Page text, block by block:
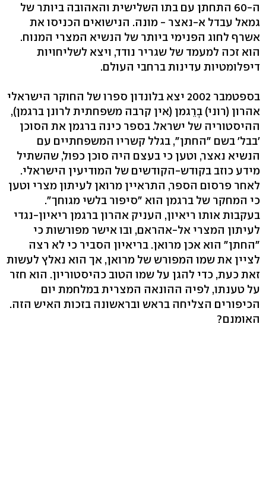
ה-60 התחתן עם בתו השלישית והאהובה ביותר של
גמאל עבדל א-נאצר - מונה. הנישואים הכניסו את
אשרף לחוג הפנימי ביותר של הנשיא המצרי המנוח.
הוא זכה למעמד של שגריר נודד, ויצא לשליחויות
דיפלומטיות עדינות ברחבי העולם.
בספטמבר 2002 יצא בלונדון ספרו של החוקר הישראלי
אהרון (רוני) בְרֵגמן (אין קרבה משפחתית לרונן ברגמן),
ההיסטוריה של ישראל. בספר כינה ברגמן את הסוכן
'בבל' בשם "החתן", בגלל קשריו המשפחתיים עם
הנשיא נאצר, וטען כי בעצם היה סוכן כפול, שהשתיל
מידע כוזב בקודש-הקודשים של המודיעין הישראלי.
לאחר פרסום הספר, התראיין מרואן לעיתון מצרי וטען
כי המחקר של ברגמן הוא "סיפור בלשי מגוחך".
בעקבות אותו ריאיון, העניק אהרון ברגמן ריאיון-נגדי
לעיתון המצרי אל-אהראם, ובו אישר מפורשות כי
"החתן" הוא אכן מרואן. בריאיון הסביר כי לא רצה
לציין את שמו המפורש של מרואן, אך הוא נאלץ לעשות
זאת כעת, כדי להגן על שמו הטוב כהיסטוריון. הוא חזר
על טענתו, לפיה ההונאה המצרית במלחמת יום
הכיפורים הצליחה בראש ובראשונה בזכות האיש הזה.
האומנם?